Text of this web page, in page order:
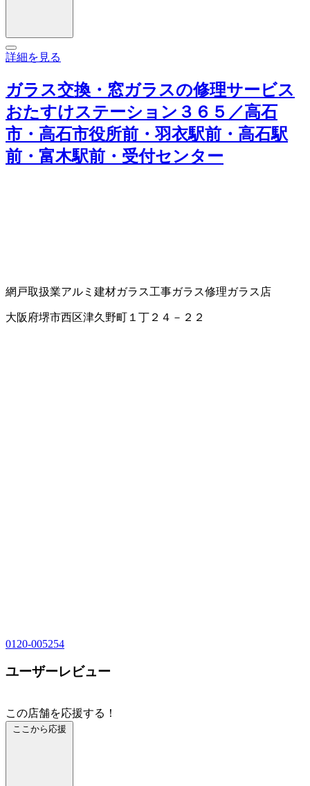
詳細を見る
ガラス交換・窓ガラスの修理サービス
おたすけステーション３６５／高石
市・高石市役所前・羽衣駅前・高石駅
前・富木駅前・受付センター
網戸取扱業アルミ建材ガラス工事ガラス修理ガラス店
大阪府堺市西区津久野町１丁２４－２２
0120-005254
ユーザーレビュー
この店舗を応援する！
ここから応援